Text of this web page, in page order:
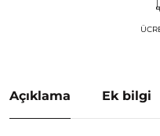
Açıklama Ek bilgi